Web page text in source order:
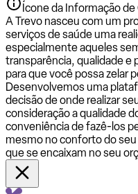
Ícone da Informação de
A Trevo nasceu com um
serviços de saúde uma
especialmente aqueles
transparência, qualidade
para que você possa zelar
Desenvolvemos uma
decisão de onde realizar
consideração a qualidade
conveniência de fazê-los
mesmo no conforto do
que se encaixam no seu